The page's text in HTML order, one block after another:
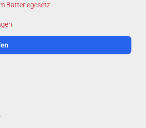
Batteriegesetz